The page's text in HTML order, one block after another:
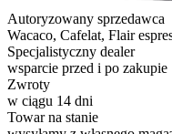
Autoryzowany sprzedawca
Wacaco, Cafelat, Flair
Specjalistyczny dealer
wsparcie przed i po zakupie
Zwroty
w ciągu 14 dni
Towar na stanie